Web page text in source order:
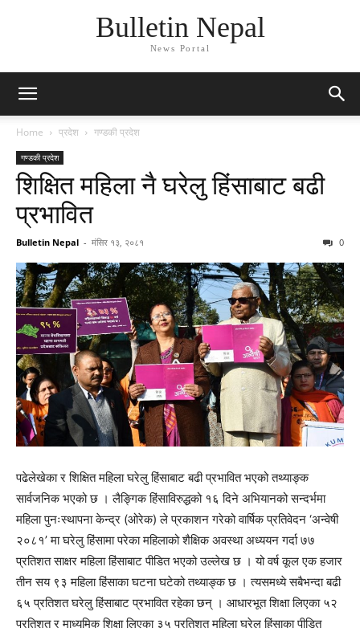
Bulletin Nepal
News Portal
Home प्रदेश गण्डकी प्रदेश
गण्डकी प्रदेश
शिक्षित महिला नै घरेलु हिंसाबाट बढी
प्रभावित
Bulletin Nepal - मंसिर १३, २०८१ 0
पढेलेखेका र शिक्षित महिला घरेलु हिंसाबाट बढी प्रभावित भएको तथ्याङ्क
सार्वजनिक भएको छ । लैङ्गिक हिंसाविरुद्धको १६ दिने अभियानको सन्दर्भमा
महिला पुनःस्थापना केन्द्र (ओरेक) ले प्रकाशन गरेको वार्षिक प्रतिवेदन ‘अन्वेषी
२०८१’ मा घरेलु हिंसामा परेका महिलाको शैक्षिक अवस्था अध्ययन गर्दा ७७
प्रतिशत साक्षर महिला हिंसाबाट पीडित भएको उल्लेख छ । यो वर्ष कूल एक हजार
तीन सय ९३ महिला हिंसाका घटना घटेको तथ्याङ्क छ । त्यसमध्ये सबैभन्दा बढी
६५ प्रतिशत घरेलु हिंसाबाट प्रभावित रहेका छन् । आधारभूत शिक्षा लिएका ५२
प्रतिशत र माध्यमिक शिक्षा लिएका ३५ प्रतिशत महिला घरेलु हिंसाका पीडित